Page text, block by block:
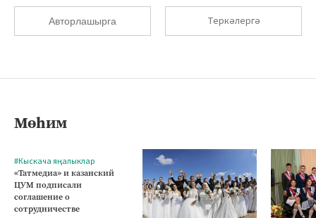
Авторлашырга Теркәлергә
Мөһим
#Кыскача яңалыклар
«Татмедиа» и казанский
ЦУМ подписали
соглашение о
сотрудничестве